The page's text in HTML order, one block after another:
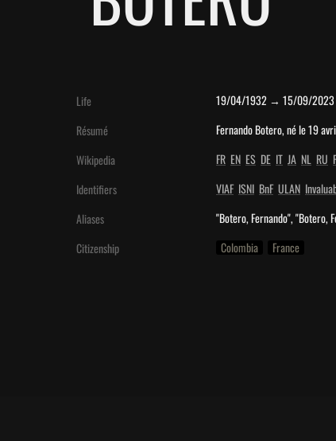
Life
19/04/1932 → 15/09/2023
Résumé
Fernando Botero, né le 19
Wikipedia
FR EN ES DE IT JA NL RU
Identifiers
VIAF ISNI BnF ULAN
Aliases
"Botero, Fernando", "Botero,
Citizenship
Colombia France